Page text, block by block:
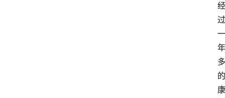
经
过
一
年
多
的
康